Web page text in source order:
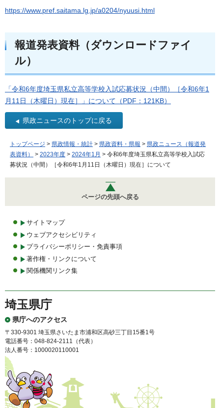
https://www.pref.saitama.lg.jp/a0204/nyuusi.html
報道発表資料（ダウンロードファイ
ル）
「令和6年度埼玉県私立高等学校入試応募状況（中間）［令和6年1
月11日（木曜日）現在］」について（PDF：121KB）
県政ニュースのトップに戻る
トップページ > 県政情報・統計 > 県政資料・県報 > 県政ニュース（報道発
表資料）
> 2023年度 > 2024年1月 > 令和6年度埼玉県私立高等学校入試応
募状況（中間）［令和6年1月11日（木曜日）現在］について
ページの先頭へ戻る
サイトマップ
ウェブアクセシビリティ
プライバシーポリシー・免責事項
著作権・リンクについて
関係機関リンク集
埼玉県庁
県庁へのアクセス
〒330-9301 埼玉県さいたま市浦和区高砂三丁目15番1号
電話番号：048-824-2111（代表）
法人番号：1000020110001